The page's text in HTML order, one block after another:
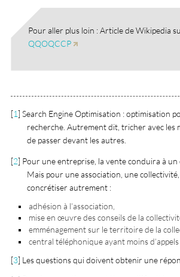
Pour aller plus loin : Article de Wikipedia
QQOQCCP
[1]Search Engine Optimisation : optimisation
recherche. Autrement dit, tricher avec les
de passer devant les autres.
[2] Pour une entreprise, la vente conduira à un
Mais pour une association, une
concrétiser autrement :
adhésion à l’association,
mise en œuvre des conseils de la
emménagement sur le territoire de la
central téléphonique ayant moins d’appels
[3] Les questions qui doivent obtenir une